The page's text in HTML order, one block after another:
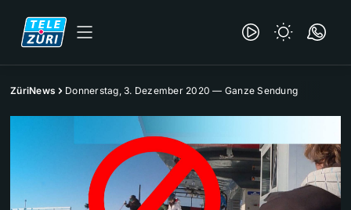
ZüriNews Donnerstag, 3. Dezember 2020 — Ganze Sendung